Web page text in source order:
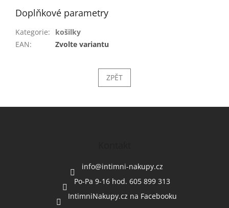
Doplňkové parametry
Kategorie:
košilky
EAN: Zvolte variantu
ZPĚT
info@intimni-nakupy.cz
Po-Pa 9-16 hod. 605 899 313
IntimniNakupy.cz na Facebooku